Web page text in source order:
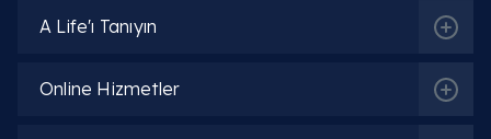
A Life'ı Tanıyın
Online Hizmetler